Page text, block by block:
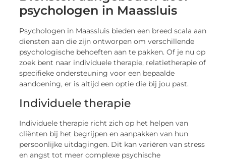
psychologen in Maassluis
Psychologen in Maassluis bieden een breed scala aan
diensten aan die zijn ontworpen om verschillende
psychologische behoeften aan te pakken. Of je nu op
zoek bent naar individuele therapie, relatietherapie of
specifieke ondersteuning voor een bepaalde
aandoening, er is altijd een optie die bij jou past.
Individuele therapie
Individuele therapie richt zich op het helpen van
cliënten bij het begrijpen en aanpakken van hun
persoonlijke uitdagingen. Dit kan variëren van stress
en angst tot meer complexe psychische